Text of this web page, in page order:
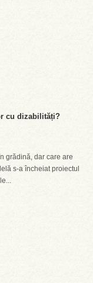
cu dizabilități?
grădină, dar care are
s-a încheiat proiectul